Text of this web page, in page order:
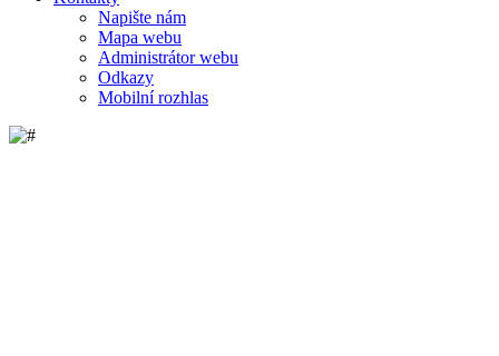
Napište nám
Mapa webu
Administrátor webu
Odkazy
Mobilní rozhlas